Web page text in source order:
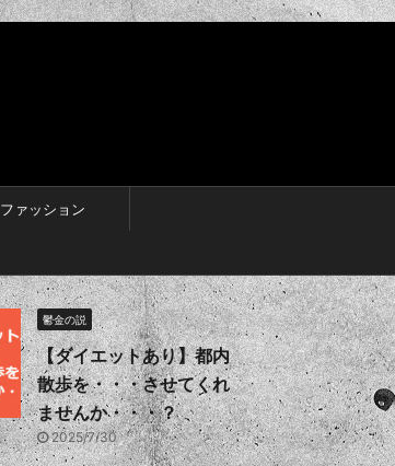
ファッション
鬱金の説
【ダイエットあり】都内
散歩を・・・させてくれ
ませんか・・・？
2025/7/30